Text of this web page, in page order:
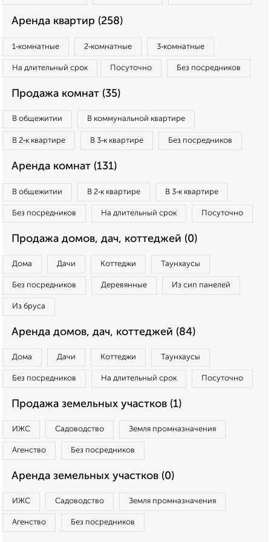
Аренда квартир (258)
1‑комнатные 2‑комнатные 3‑комнатные
На длительный срок Посуточно Без посредников
Продажа комнат (35)
В общежитии В коммунальной квартире
В 2‑к квартире В 3‑к квартире Без посредников
Аренда комнат (131)
В общежитии В 2‑к квартире В 3‑к квартире
Без посредников На длительный срок Посуточно
Продажа домов, дач, коттеджей (0)
Дома Дачи Коттеджи Таунхаусы
Без посредников Деревянные Из сип панелей
Из бруса
Аренда домов, дач, коттеджей (84)
Дома Дачи Коттеджи Таунхаусы
Без посредников На длительный срок Посуточно
Продажа земельных участков (1)
ИЖС Садоводство Земля промназначения
Агенство Без посредников
Аренда земельных участков (0)
ИЖС Садоводство Земля промназначения
Агенство Без посредников